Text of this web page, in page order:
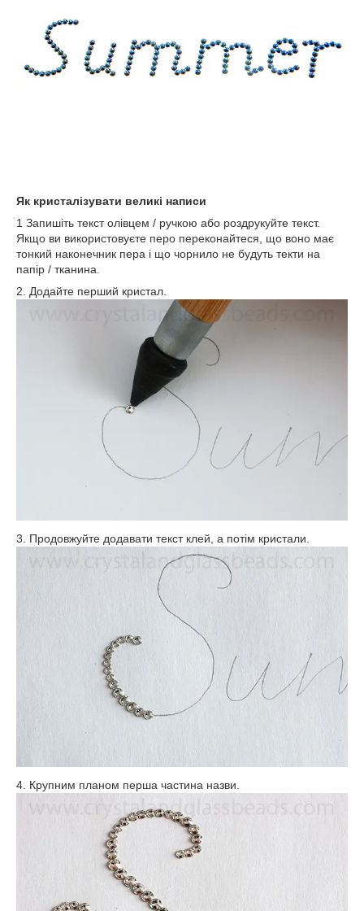
Як кристалізувати великі написи
1 Запишіть текст олівцем / ручкою або роздрукуйте текст.
Якщо ви використовуєте перо переконайтеся, що воно має
тонкий наконечник пера і що чорнило не будуть текти на
папір / тканина.
2. Додайте перший кристал.
3. Продовжуйте додавати текст клей, а потім кристали.
4. Крупним планом перша частина назви.